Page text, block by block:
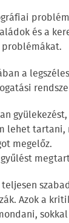
és a
a
lehet
megelőz.
Azok a